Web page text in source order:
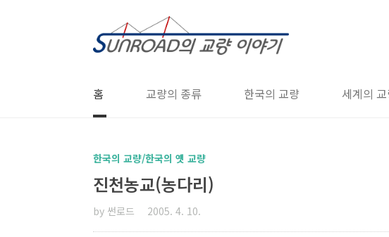
홈 교량의 종류 한국의 교량 세계의
한국의 교량/한국의 옛 교량
진천농교(농다리)
by 썬로드 2005. 4. 10.